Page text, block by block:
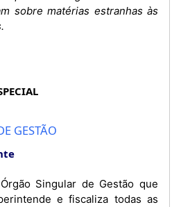
sobre matérias estranhas às
GESTÃO
e fiscaliza todas as